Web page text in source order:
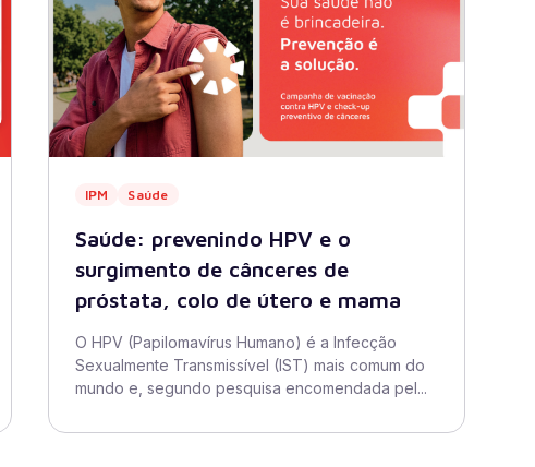
IPM Saúde
Saúde: prevenindo HPV e o
surgimento de cânceres de
próstata, colo de útero e mama
O HPV (Papilomavírus Humano) é a Infecção
Sexualmente Transmissível (IST) mais comum do
mundo e, segundo pesquisa encomendada pel...